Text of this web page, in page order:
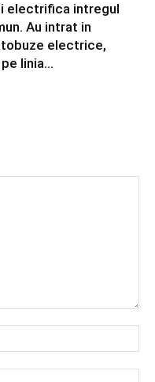
electrifica intregul
Au intrat in
electrice,
linia...